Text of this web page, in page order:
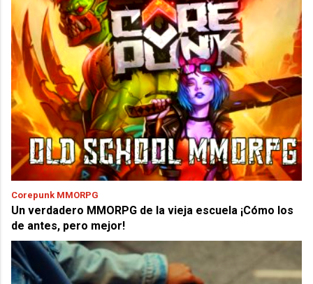
Corepunk MMORPG
Un verdadero MMORPG de la vieja escuela ¡Cómo los
de antes, pero mejor!